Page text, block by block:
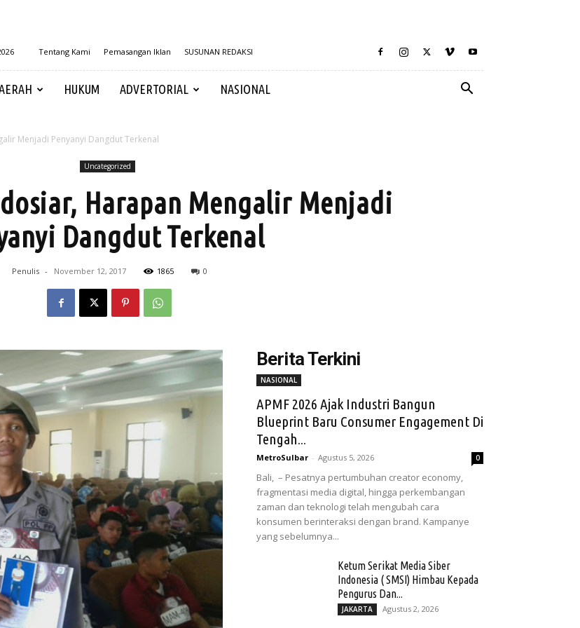
Tentang Kami Pemasangan Iklan SUSUNAN REDAKSI
HUKUM ADVERTORIAL NASIONAL
Menjadi Penyanyi Dangdut Terkenal
Uncategorized
Harapan Mengalir Menjadi
Dangdut Terkenal
Penulis - November 12, 2017 1865 0
Berita Terkini
NASIONAL
APMF 2026 Ajak Industri Bangun
Blueprint Baru Consumer Engagement Di
Tengah...
MetroSulbar - Agustus 5, 2026 0
Bali, – Pesatnya pertumbuhan creator economy,
fragmentasi media digital, hingga perkembangan
zaman dan teknologi telah mengubah cara
konsumen berinteraksi dengan brand. Kampanye
yang sebelumnya...
Ketum Serikat Media Siber
Indonesia ( SMSI) Himbau Kepada
Pengurus Dan...
JAKARTA Agustus 2, 2026